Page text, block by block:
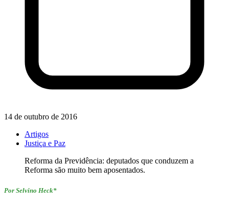
14 de outubro de 2016
Artigos
Justiça e Paz
Reforma da Previdência: deputados que conduzem a
Reforma são muito bem aposentados.
Por Selvino Heck*